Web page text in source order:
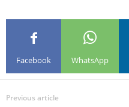
Facebook WhatsApp
Previous article